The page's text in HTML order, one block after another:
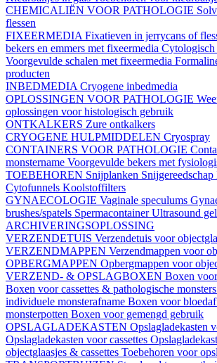
CHEMICALIËN VOOR PATHOLOGIE
flessen
FIXEERMEDIA Fixatieven in jerrycans of
bekers en emmers met fixeermedia Cytologisch
Voorgevulde schalen met fixeermedia
producten
INBEDMEDIA Cryogene inbedmedia
OPLOSSINGEN VOOR PATHOLOGIE
oplossingen voor histologisch gebruik
ONTKALKERS Zure ontkalkers
CRYOGENE HULPMIDDELEN Cryospray
CONTAINERS VOOR PATHOLOGIE
monstername Voorgevulde bekers met
TOEBEHOREN Snijplanken Snijgereedschap
Cytofunnels Koolstoffilters
GYNAECOLOGIE Vaginale speculums
brushes/spatels SpermacontainerUltrasound gel
ARCHIVERINGSOPLOSSING
VERZENDETUIS Verzendetuis voor
VERZENDMAPPEN Verzendmappen voor
OPBERGMAPPEN Opbergmappen voor
VERZEND- & OPSLAGBOXEN Boxen
Boxen voor cassettes & pathologische monsters
individuele monsterafname Boxen voor
monsterpotten Boxen voor gemengd gebruik
OPSLAGLADEKASTEN Opslagladekasten
Opslagladekasten voor cassettes
objectglaasjes & cassettes Toebehoren voor